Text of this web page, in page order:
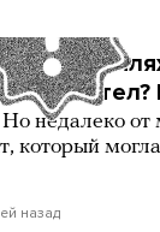
попал по
он летел?
недалеко от
который
назад